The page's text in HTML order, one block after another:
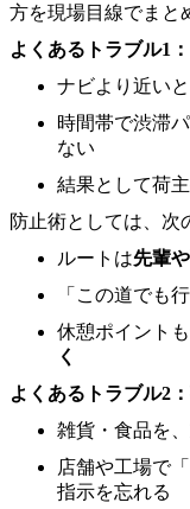
方を現場目線でまと
よくあるトラブル1
ナビより近い
時間帯で渋滞
ない
結果として荷
防止術としては、次
ルートは先輩
「この道でも
休憩ポイントも
く
よくあるトラブル2
雑貨・食品を
店舗や工場で
指示を忘れる